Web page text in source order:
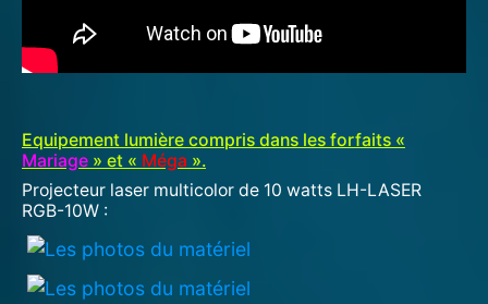
Equipement lumière compris dans les forfaits «
Mariage » et « Méga ».
Projecteur laser multicolor de 10 watts LH-LASER
RGB-10W :